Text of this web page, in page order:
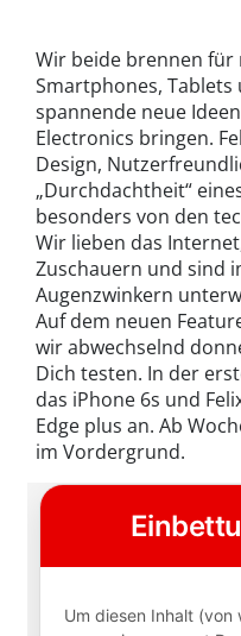
Wir beide brennen für
Smartphones,
spannende neue
Electronics bringen.
Design,
„Durchdachtheit“
besonders von den
Wir lieben das
Zuschauern und sind
Augenzwinkern
Auf dem neuen
wir abwechselnd
Dich testen. In der
das iPhone 6s und
Edge plus an. Ab
im Vordergrund.